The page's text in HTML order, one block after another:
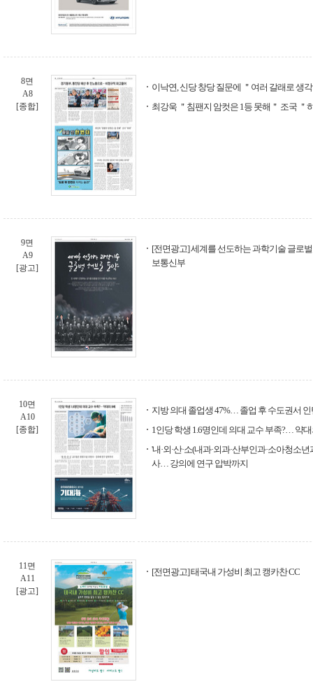
8면
A8
[종합]
이낙연, 신당 창당 질문에 ＂여러 갈래로 생
최강욱 ＂침팬지 암컷은 1등 못해＂ 조국 ＂
9면
A9
[광고]
[전면광고] 세계를 선도하는 과학기술 글로
보통신부
10면
A10
[종합]
지방 의대 졸업생 47%… 졸업 후 수도권서 인
1인당 학생 1.6명인데 의대 교수 부족?… 약
'내·외·산·소(내과·외과·산부인과·소아청소
사… 강의에 연구 압박까지
11면
A11
[광고]
[전면광고] 태국내 가성비 최고 캥카찬 CC